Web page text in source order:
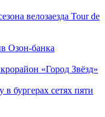
велозаезда Tour de
Озон-банка
«Город Звёзд»
бургерах сетях пяти